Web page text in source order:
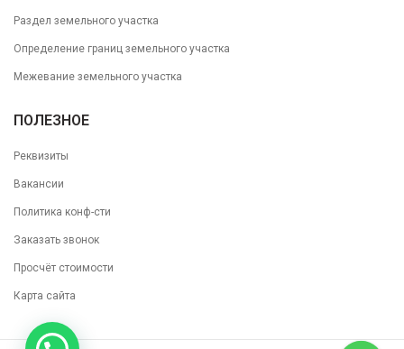
Раздел земельного участка
Определение границ земельного участка
Межевание земельного участка
ПОЛЕЗНОЕ
Реквизиты
Вакансии
Политика конф-сти
Заказать звонок
Просчёт стоимости
Карта сайта